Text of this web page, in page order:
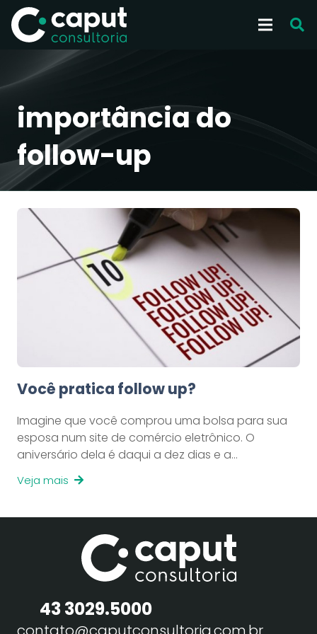
importância do
follow-up
Você pratica follow up?
Imagine que você comprou uma bolsa para sua
esposa num site de comércio eletrônico. O
aniversário dela é daqui a dez dias e a…
Veja mais
43 3029.5000